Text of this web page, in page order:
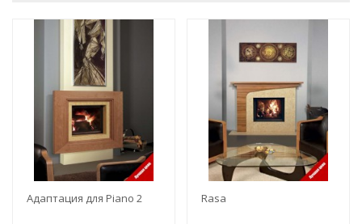
Адаптация для Piano 2 Rasa